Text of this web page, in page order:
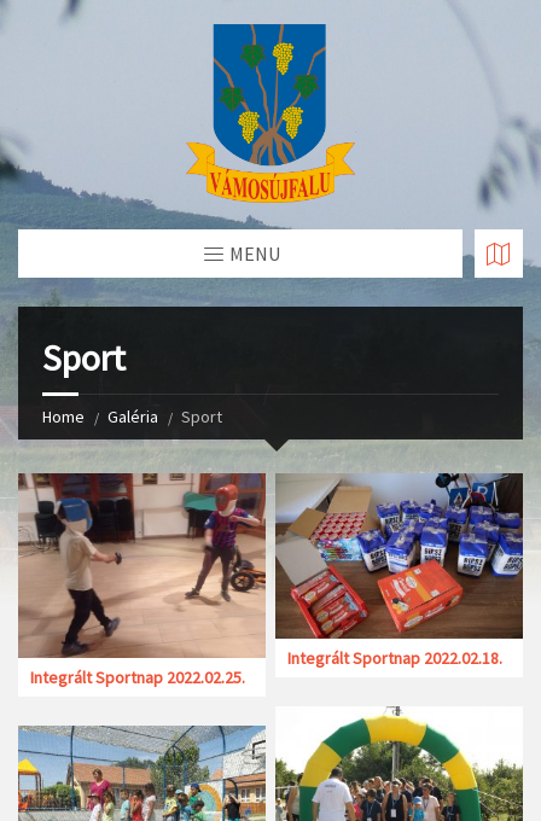
Skip
MENU
Sport
Home Galéria Sport
Integrált Sportnap 2022.02.25.
Integrált Sportnap 2022.02.18.